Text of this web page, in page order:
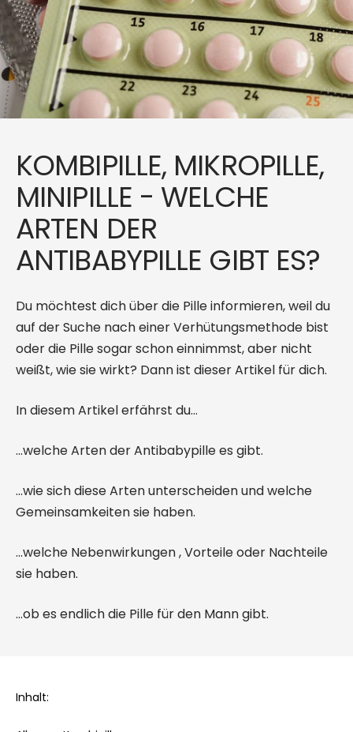
KOMBIPILLE, MIKROPILLE,
MINIPILLE - WELCHE
ARTEN DER
ANTIBABYPILLE GIBT ES?
Du möchtest dich über die Pille informieren, weil du
auf der Suche nach einer Verhütungsmethode bist
oder die Pille sogar schon einnimmst, aber nicht
weißt, wie sie wirkt? Dann ist dieser Artikel für dich.
In diesem Artikel erfährst du...
...welche Arten der Antibabypille es gibt.
...wie sich diese Arten unterscheiden und welche
Gemeinsamkeiten sie haben.
...welche Nebenwirkungen , Vorteile oder Nachteile
sie haben.
...ob es endlich die Pille für den Mann gibt.
Inhalt: